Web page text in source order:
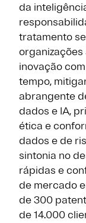
da
tratamento
inovação
tempo,
abrangente
dados e IA,
ética e
dados e de
sintonia no
rápidas e
de mercado
de 300
de 14.000